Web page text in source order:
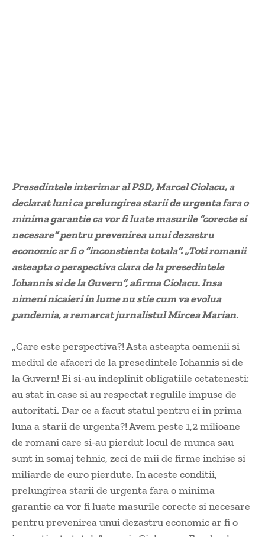
Presedintele interimar al PSD, Marcel Ciolacu, a
declarat luni ca prelungirea starii de urgenta fara o
minima garantie ca vor fi luate masurile ”corecte si
necesare” pentru prevenirea unui dezastru
economic ar fi o ”inconstienta totala”. „Toti romanii
asteapta o perspectiva clara de la presedintele
Iohannis si de la Guvern”, afirma Ciolacu. Insa
nimeni nicaieri in lume nu stie cum va evolua
pandemia, a remarcat jurnalistul Mircea Marian.
„Care este perspectiva?! Asta asteapta oamenii si
mediul de afaceri de la presedintele Iohannis si de
la Guvern! Ei si-au indeplinit obligatiile cetatenesti:
au stat in case si au respectat regulile impuse de
autoritati. Dar ce a facut statul pentru ei in prima
luna a starii de urgenta?! Avem peste 1,2 milioane
de romani care si-au pierdut locul de munca sau
sunt in somaj tehnic, zeci de mii de firme inchise si
miliarde de euro pierdute. In aceste conditii,
prelungirea starii de urgenta fara o minima
garantie ca vor fi luate masurile corecte si necesare
pentru prevenirea unui dezastru economic ar fi o